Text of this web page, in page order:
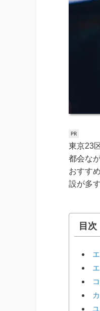
東京23
都会な
おすす
設が多
目次